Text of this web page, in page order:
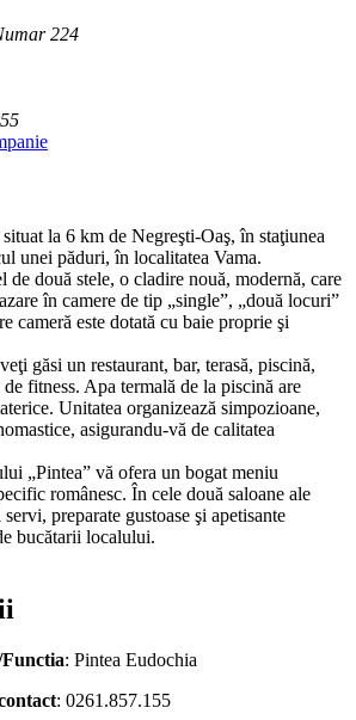
224
la 6 km de Negreşti-Oaş, în staţiunea
unei păduri, în localitatea Vama.
de două stele, o cladire nouă, modernă, care
în camere de tip „single”, „două locuri”
cameră este dotată cu baie proprie şi
găsi un restaurant, bar, terasă, piscină,
fitness. Apa termală de la piscină are
Unitatea organizează simpozioane,
asigurandu-vă de calitatea
„Pintea” vă ofera un bogat meniu
românesc. În cele două saloane ale
preparate gustoase şi apetisante
bucătarii localului.
Functia: Pintea Eudochia
: 0261.857.155